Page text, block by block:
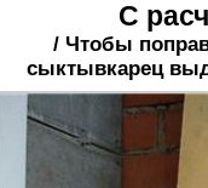
С
/ Чтобы
сыктывкарец